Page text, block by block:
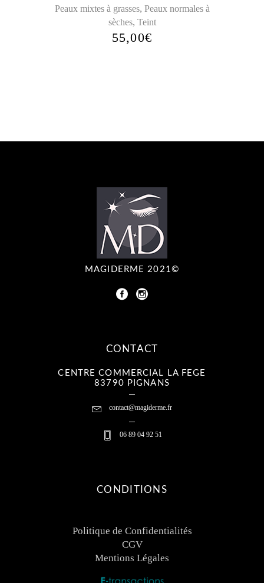
Peaux mixtes à grasses, Peaux normales à
sèches, Teint
55,00€
MAGIDERME 2021©
CONTACT
CENTRE COMMERCIAL LA FEGE
83790 PIGNANS
contact@magiderme.fr
06 89 04 92 51
CONDITIONS
Politique de Confidentialités
CGV
Mentions Légales